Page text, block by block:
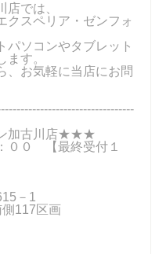
では、
クスペリア・ゼンフォ
パソコンやタブレット
す。
、お気軽に当店にお問
加古川店★★★
００ 【最終受付１
－1
117区画